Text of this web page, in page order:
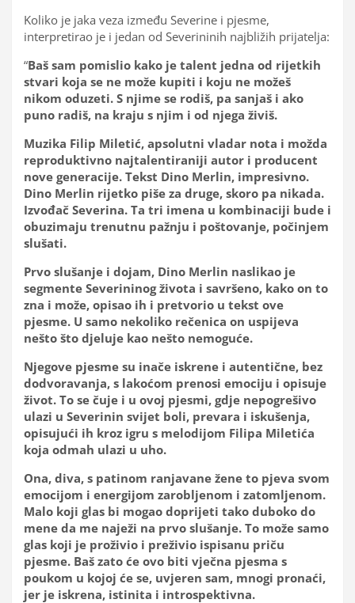
Koliko je jaka veza između Severine i pjesme,
interpretirao je i jedan od Severininih najbližih prijatelja:
“Baš sam pomislio kako je talent jedna od rijetkih
stvari koja se ne može kupiti i koju ne možeš
nikom oduzeti. S njime se rodiš, pa sanjaš i ako
puno radiš, na kraju s njim i od njega živiš.
Muzika Filip Miletić, apsolutni vladar nota i možda
reproduktivno najtalentiraniji autor i producent
nove generacije. Tekst Dino Merlin, impresivno.
Dino Merlin rijetko piše za druge, skoro pa nikada.
Izvođač Severina. Ta tri imena u kombinaciji bude i
obuzimaju trenutnu pažnju i poštovanje, počinjem
slušati.
Prvo slušanje i dojam, Dino Merlin naslikao je
segmente Severininog života i savršeno, kako on to
zna i može, opisao ih i pretvorio u tekst ove
pjesme. U samo nekoliko rečenica on uspijeva
nešto što djeluje kao nešto nemoguće.
Njegove pjesme su inače iskrene i autentične, bez
dodvoravanja, s lakoćom prenosi emociju i opisuje
život. To se čuje i u ovoj pjesmi, gdje nepogrešivo
ulazi u Severinin svijet boli, prevara i iskušenja,
opisujući ih kroz igru s melodijom Filipa Miletića
koja odmah ulazi u uho.
Ona, diva, s patinom ranjavane žene to pjeva svom
emocijom i energijom zarobljenom i zatomljenom.
Malo koji glas bi mogao doprijeti tako duboko do
mene da me naježi na prvo slušanje. To može samo
glas koji je proživio i preživio ispisanu priču
pjesme. Baš zato će ovo biti vječna pjesma s
poukom u kojoj će se, uvjeren sam, mnogi pronaći,
jer je iskrena, istinita i introspektivna.